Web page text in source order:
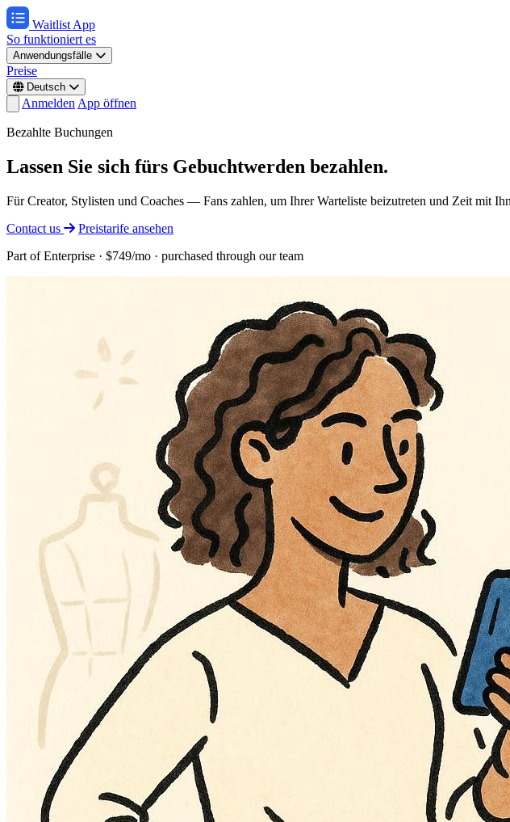
Waitlist App
So funktioniert es
Anwendungsfälle
Preise
Deutsch
Anmelden App öffnen
Bezahlte Buchungen
Lassen Sie sich fürs Gebuchtwerden bezahlen.
Für Creator, Stylisten und Coaches — Fans zahlen, um Ihrer Warteliste beizutreten und Zeit mit
Contact us
Preistarife ansehen
Part of Enterprise · $749/mo · purchased through our team